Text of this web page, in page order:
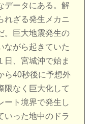
データにある。解
れざる発生メカニ
。巨大地震発生の
ながら起きていた
日、宮城沖で始ま
ら40秒後に予想外
限なく巨大化して
ート境界で発生し
いった地中のドラ